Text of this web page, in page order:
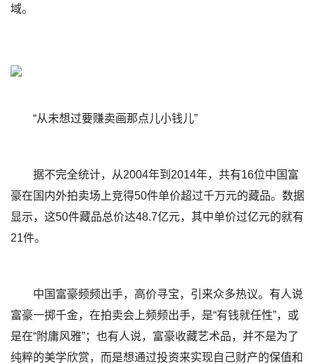
域。
“从未想过要赚卖画那点儿小钱儿”
据不完全统计，从2004年到2014年，共有16位中国富
豪在国内外拍卖场上竞得50件单价超过千万元的藏品。数据
显示，这50件藏品总价达48.7亿元，其中单价过亿元的就有
21件。
中国富豪频频出手，高价寻宝，引来众多热议。有人说
富豪一掷千金，在拍卖会上频频出手，是“有钱就任性”，或
是在“附庸风雅”；也有人说，富豪收藏艺术品，并不是为了
纯粹的美学欣赏，而是想通过投资来实现自己财产的保值和